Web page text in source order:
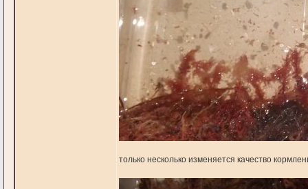
только несколько изменяется качество